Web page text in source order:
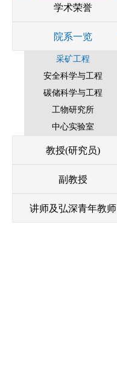
学术荣誉
院系一览
采矿工程
安全科学与工程
碳储科学与工程
工物研究所
中心实验室
教授(研究员)
副教授
讲师及弘深青年教师